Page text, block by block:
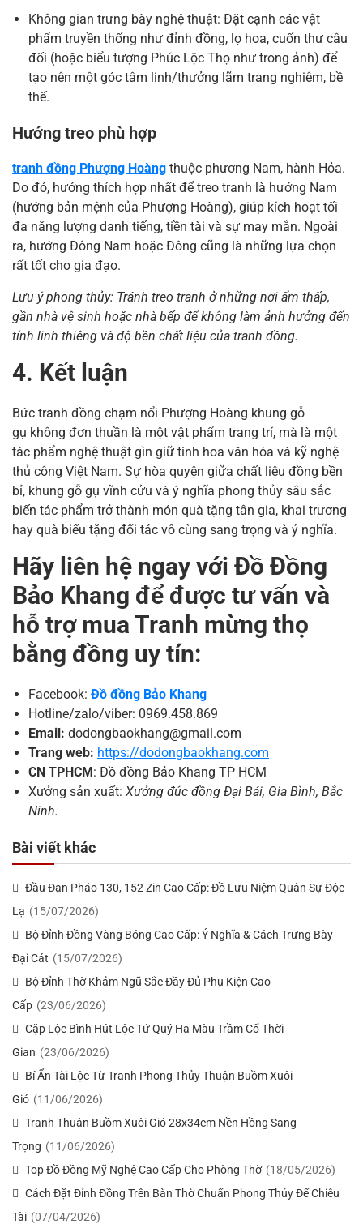
Không gian trưng bày nghệ thuật: Đặt cạnh các vật
phẩm truyền thống như đỉnh đồng, lọ hoa, cuốn thư câu
đối (hoặc biểu tượng Phúc Lộc Thọ như trong ảnh) để
tạo nên một góc tâm linh/thưởng lãm trang nghiêm, bề
thế.
Hướng treo phù hợp
tranh đồng Phượng Hoàng thuộc phương Nam, hành Hỏa.
Do đó, hướng thích hợp nhất để treo tranh là hướng Nam
(hướng bản mệnh của Phượng Hoàng), giúp kích hoạt tối
đa năng lượng danh tiếng, tiền tài và sự may mắn. Ngoài
ra, hướng Đông Nam hoặc Đông cũng là những lựa chọn
rất tốt cho gia đạo.
Lưu ý phong thủy: Tránh treo tranh ở những nơi ẩm thấp,
gần nhà vệ sinh hoặc nhà bếp để không làm ảnh hưởng đến
tính linh thiêng và độ bền chất liệu của tranh đồng.
4. Kết luận
Bức tranh đồng chạm nổi Phượng Hoàng khung gỗ
gụ không đơn thuần là một vật phẩm trang trí, mà là một
tác phẩm nghệ thuật gìn giữ tinh hoa văn hóa và kỹ nghệ
thủ công Việt Nam. Sự hòa quyện giữa chất liệu đồng bền
bỉ, khung gỗ gụ vĩnh cửu và ý nghĩa phong thủy sâu sắc
biến tác phẩm trở thành món quà tặng tân gia, khai trương
hay quà biếu tặng đối tác vô cùng sang trọng và ý nghĩa.
Hãy liên hệ ngay với Đồ Đồng
Bảo Khang để được tư vấn và
hỗ trợ mua Tranh mừng thọ
bằng đồng uy tín:
Facebook: Đồ đồng Bảo Khang
Hotline/zalo/viber: 0969.458.869
Email: dodongbaokhang@gmail.com
Trang web: https://dodongbaokhang.com
CN TPHCM: Đồ đồng Bảo Khang TP HCM
Xưởng sản xuất: Xưởng đúc đồng Đại Bái, Gia Bình, Bắc
Ninh.
Bài viết khác
Đầu Đạn Pháo 130, 152 Zin Cao Cấp: Đồ Lưu Niệm Quân Sự Độc
Lạ (15/07/2026)
Bộ Đỉnh Đồng Vàng Bóng Cao Cấp: Ý Nghĩa & Cách Trưng Bày
Đại Cát (15/07/2026)
Bộ Đỉnh Thờ Khảm Ngũ Sắc Đầy Đủ Phụ Kiện Cao
Cấp (23/06/2026)
Cặp Lộc Bình Hút Lộc Tứ Quý Hạ Màu Trầm Cổ Thời
Gian (23/06/2026)
Bí Ẩn Tài Lộc Từ Tranh Phong Thủy Thuận Buồm Xuôi
Gió (11/06/2026)
Tranh Thuận Buồm Xuôi Gió 28x34cm Nền Hồng Sang
Trọng (11/06/2026)
Top Đồ Đồng Mỹ Nghệ Cao Cấp Cho Phòng Thờ (18/05/2026)
Cách Đặt Đỉnh Đồng Trên Bàn Thờ Chuẩn Phong Thủy Để Chiêu
Tài (07/04/2026)